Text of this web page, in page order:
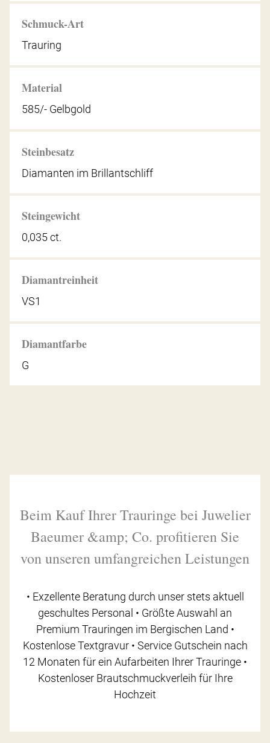
Schmuck-Art
Trauring
Material
585/- Gelbgold
Steinbesatz
Diamanten im Brillantschliff
Steingewicht
0,035 ct.
Diamantreinheit
VS1
Diamantfarbe
G
Beim Kauf Ihrer Trauringe bei Juwelier
Baeumer &amp; Co. profitieren Sie
von unseren umfangreichen Leistungen
• Exzellente Beratung durch unser stets aktuell
geschultes Personal • Größte Auswahl an
Premium Trauringen im Bergischen Land •
Kostenlose Textgravur • Service Gutschein nach
12 Monaten für ein Aufarbeiten Ihrer Trauringe •
Kostenloser Brautschmuckverleih für Ihre
Hochzeit